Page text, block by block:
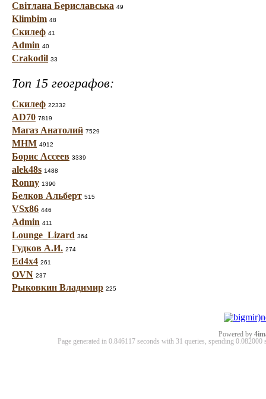
Світлана Бериславська 49
Klimbim 48
Скилеф 41
Admin 40
Crakodil 33
Топ 15 географов:
Скилеф 22332
AD70 7819
Магаз Анатолий 7529
МНМ 4912
Борис Ассеев 3339
alek48s 1488
Ronny 1390
Белков Альберт 515
VSx86 446
Admin 411
Lounge_Lizard 364
Гудков А.И. 274
Ed4x4 261
OVN 237
Рыковкин Владимир 225
Powered by
Page generated in 0.846117 seconds with 31 queries, spending